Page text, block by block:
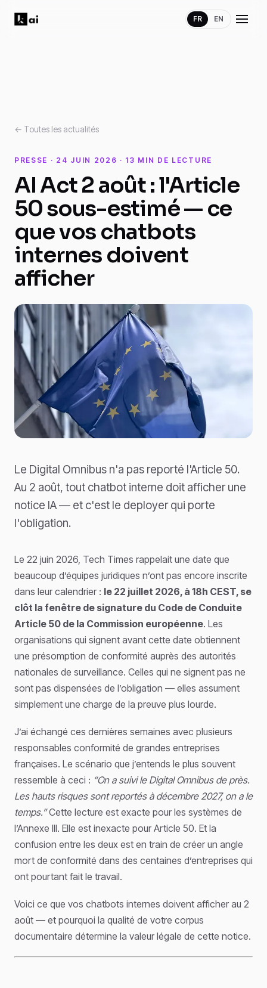
FR EN
← Toutes les actualités
PRESSE · 24 JUIN 2026 · 13 MIN DE LECTURE
AI Act 2 août : l'Article
50 sous-estimé — ce
que vos chatbots
internes doivent
afficher
Le Digital Omnibus n'a pas reporté l'Article 50.
Au 2 août, tout chatbot interne doit afficher une
notice IA — et c'est le deployer qui porte
l'obligation.
Le 22 juin 2026, Tech Times rappelait une date que
beaucoup d’équipes juridiques n’ont pas encore inscrite
dans leur calendrier : le 22 juillet 2026, à 18h CEST, se
clôt la fenêtre de signature du Code de Conduite
Article 50 de la Commission européenne. Les
organisations qui signent avant cette date obtiennent
une présomption de conformité auprès des autorités
nationales de surveillance. Celles qui ne signent pas ne
sont pas dispensées de l’obligation — elles assument
simplement une charge de la preuve plus lourde.
J’ai échangé ces dernières semaines avec plusieurs
responsables conformité de grandes entreprises
françaises. Le scénario que j’entends le plus souvent
ressemble à ceci : “On a suivi le Digital Omnibus de près.
Les hauts risques sont reportés à décembre 2027, on a le
temps.”Cette lecture est exacte pour les systèmes de
l’Annexe III. Elle est inexacte pour Article 50. Et la
confusion entre les deux est en train de créer un angle
mort de conformité dans des centaines d’entreprises qui
ont pourtant fait le travail.
Voici ce que vos chatbots internes doivent afficher au 2
août — et pourquoi la qualité de votre corpus
documentaire détermine la valeur légale de cette notice.